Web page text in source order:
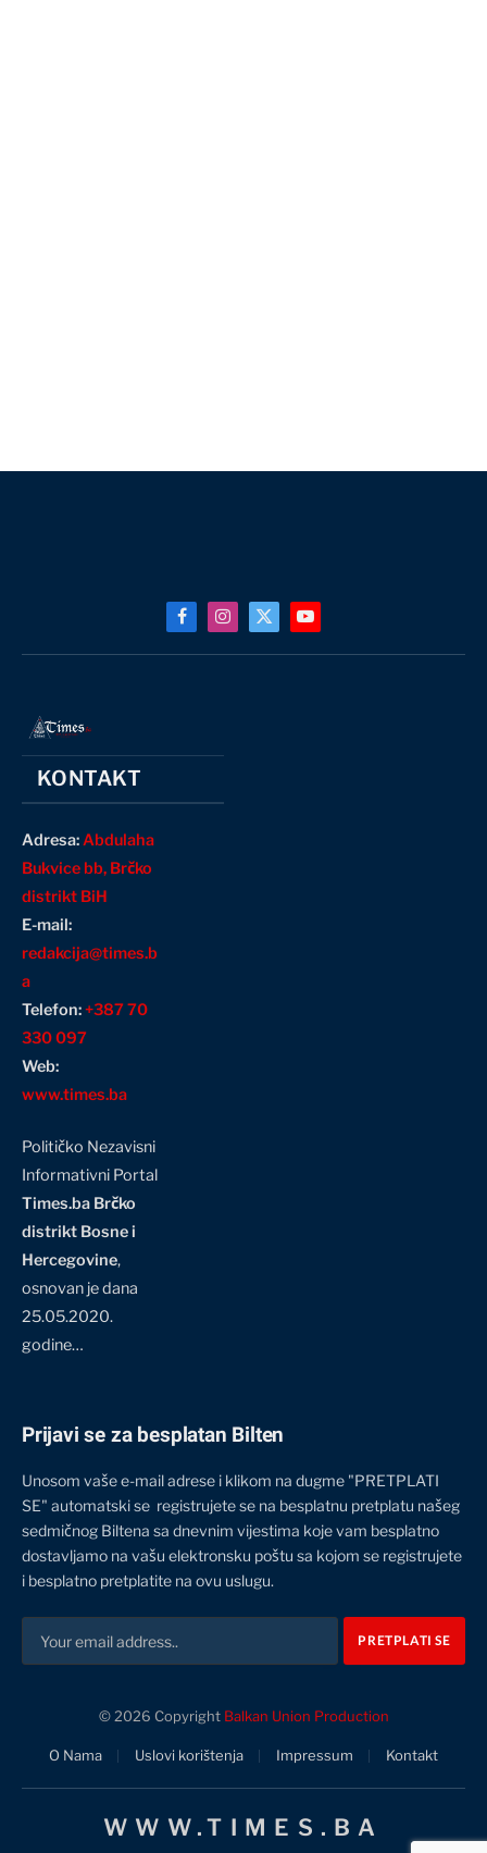
FacebookInstagram
X
YouTube
KONTAKT
Adresa:Abdulaha
Bukvice bb, Brčko
distrikt BiH
E-mail:
redakcija@times.b
a
Telefon:+387 70
330 097
Web:
www.times.ba
Političko Nezavisni
Informativni Portal
Times.ba Brčko
distrikt Bosne i
Hercegovine,
osnovan je dana
25.05.2020.
godine…
Prijavi se za besplatan Bilten
Unosom vaše e-mail adrese i klikom na dugme "PRETPLATI
SE" automatski se registrujete se na besplatnu pretplatu našeg
sedmičnog Biltena sa dnevnim vijestima koje vam besplatno
dostavljamo na vašu elektronsku poštu sa kojom se registrujete
i besplatno pretplatite na ovu uslugu.
© 2026 Copyright Balkan Union Production
O Nama Uslovi korištenja Impressum Kontakt
WWW.TIMES.BA